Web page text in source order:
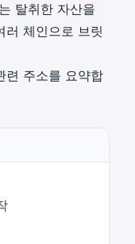
탈취한 자산을
체인으로 브릿
련 주소를 요약합